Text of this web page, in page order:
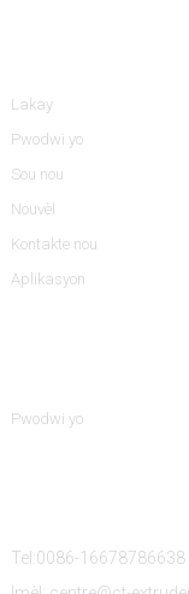
Lakay
Pwodwi yo
Sou nou
Nouvèl
Kontakte nou
Aplikasyon
Pwodwi yo
Tel:0086-16678786638